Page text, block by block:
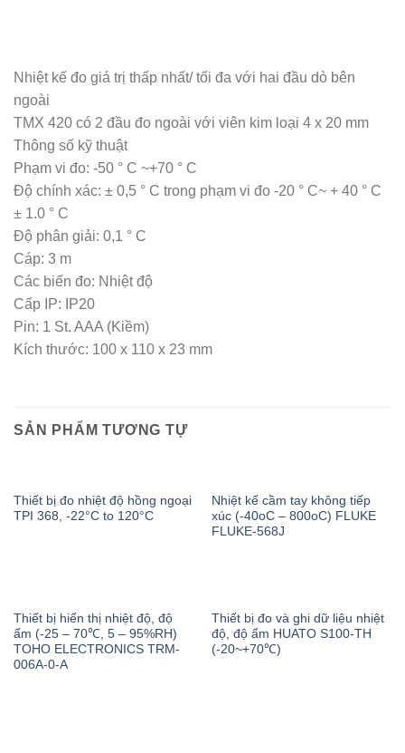
Nhiệt kế đo giá trị thấp nhất/ tối đa với hai đầu dò bên
ngoài
TMX 420 có 2 đầu đo ngoài với viên kim loại 4 x 20 mm
Thông số kỹ thuật
Phạm vi đo: -50 ° C ~+70 ° C
Độ chính xác: ± 0,5 ° C trong phạm vi đo -20 ° C~ + 40 ° C
± 1.0 ° C
Độ phân giải: 0,1 ° C
Cáp: 3 m
Các biến đo: Nhiệt độ
Cấp IP: IP20
Pin: 1 St. AAA (Kiềm)
Kích thước: 100 x 110 x 23 mm
SẢN PHẨM TƯƠNG TỰ
Thiết bị đo nhiệt độ hồng ngoại
TPI 368, -22°C to 120°C
Nhiệt kế cầm tay không tiếp
xúc (-40oC – 800oC) FLUKE
FLUKE-568J
Thiết bị hiển thị nhiệt độ, độ
ẩm (-25 – 70℃, 5 – 95%RH)
TOHO ELECTRONICS TRM-
006A-0-A
Thiết bị đo và ghi dữ liệu nhiệt
độ, độ ẩm HUATO S100-TH
(-20~+70℃)